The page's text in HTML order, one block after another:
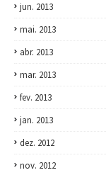
jun. 2013
mai. 2013
abr. 2013
mar. 2013
fev. 2013
jan. 2013
dez. 2012
nov. 2012